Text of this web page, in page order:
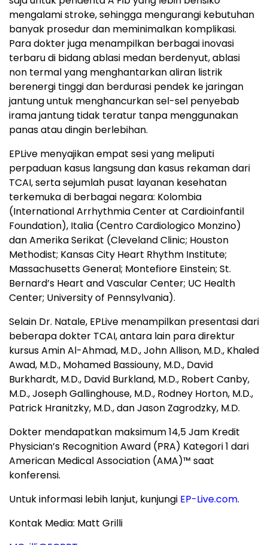
mengalami stroke, sehingga mengurangi kebutuhan
banyak prosedur dan meminimalkan komplikasi.
Para dokter juga menampilkan berbagai inovasi
terbaru di bidang ablasi medan berdenyut, ablasi
non termal yang menghantarkan aliran listrik
berenergi tinggi dan berdurasi pendek ke jaringan
jantung untuk menghancurkan sel-sel penyebab
irama jantung tidak teratur tanpa menggunakan
panas atau dingin berlebihan.
EPLive menyajikan empat sesi yang meliputi
perpaduan kasus langsung dan kasus rekaman dari
TCAI, serta sejumlah pusat layanan kesehatan
terkemuka di berbagai negara: Kolombia
(International Arrhythmia Center at Cardioinfantil
Foundation), Italia (Centro Cardiologico Monzino)
dan Amerika Serikat (Cleveland Clinic; Houston
Methodist; Kansas City Heart Rhythm Institute;
Massachusetts General; Montefiore Einstein; St.
Bernard’s Heart and Vascular Center; UC Health
Center; University of Pennsylvania).
Selain Dr. Natale, EPLive menampilkan presentasi dari
beberapa dokter TCAI, antara lain para direktur
kursus Amin Al-Ahmad, M.D., John Allison, M.D., Khaled
Awad, M.D., Mohamed Bassiouny, M.D., David
Burkhardt, M.D., David Burkland, M.D., Robert Canby,
M.D., Joseph Gallinghouse, M.D., Rodney Horton, M.D.,
Patrick Hranitzky, M.D., dan Jason Zagrodzky, M.D.
Dokter mendapatkan maksimum 14,5 Jam Kredit
Physician’s Recognition Award (PRA) Kategori 1 dari
American Medical Association (AMA)™ saat
konferensi.
Untuk informasi lebih lanjut, kunjungi EP-Live.com.
Kontak Media: Matt Grilli